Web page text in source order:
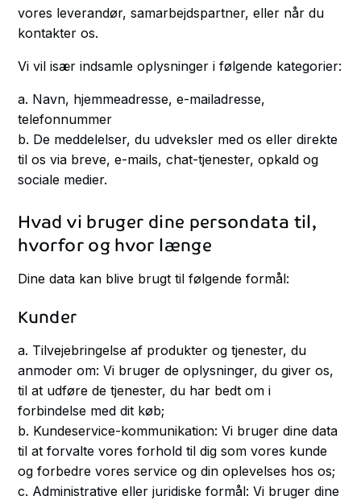
vores leverandør, samarbejdspartner, eller når du
kontakter os.
Vi vil især indsamle oplysninger i følgende kategorier:
a. Navn, hjemmeadresse, e-mailadresse,
telefonnummer
b. De meddelelser, du udveksler med os eller direkte
til os via breve, e-mails, chat-tjenester, opkald og
sociale medier.
Hvad vi bruger dine persondata til,
hvorfor og hvor længe
Dine data kan blive brugt til følgende formål:
Kunder
a. Tilvejebringelse af produkter og tjenester, du
anmoder om: Vi bruger de oplysninger, du giver os,
til at udføre de tjenester, du har bedt om i
forbindelse med dit køb;
b. Kundeservice-kommunikation: Vi bruger dine data
til at forvalte vores forhold til dig som vores kunde
og forbedre vores service og din oplevelses hos os;
c. Administrative eller juridiske formål: Vi bruger dine